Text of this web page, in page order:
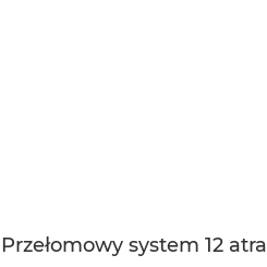
Przełomowy system 12